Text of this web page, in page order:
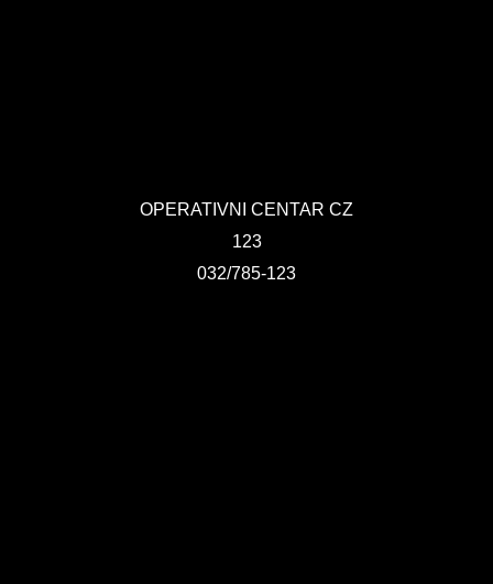
OPERATIVNI CENTAR CZ
123
032/785-123